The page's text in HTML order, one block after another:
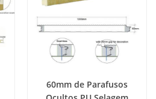
Cor&Tamanho
60mm de Parafusos